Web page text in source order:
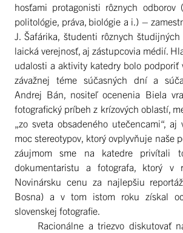
hosťami protagonisti rôznych odborov
politológie, práva, biológie a i.) –
J. Šafárika, študenti rôznych študijných
laická verejnosť, aj zástupcovia médií.
udalosti a aktivity katedry bolo podporiť
závažnej téme súčasných dní a
Andrej Bán, nositeľ ocenenia Biela
fotografický príbeh z krízových oblastí,
„zo sveta obsadeného utečencami“,
moc stereotypov, ktorý ovplyvňuje naše
záujmom sme na katedre privítali
dokumentaristu a fotografa, ktorý v
Novinársku cenu za najlepšiu
Bosna) a v tom istom roku získal
slovenskej fotografie.
Racionálne a triezvo diskutovať